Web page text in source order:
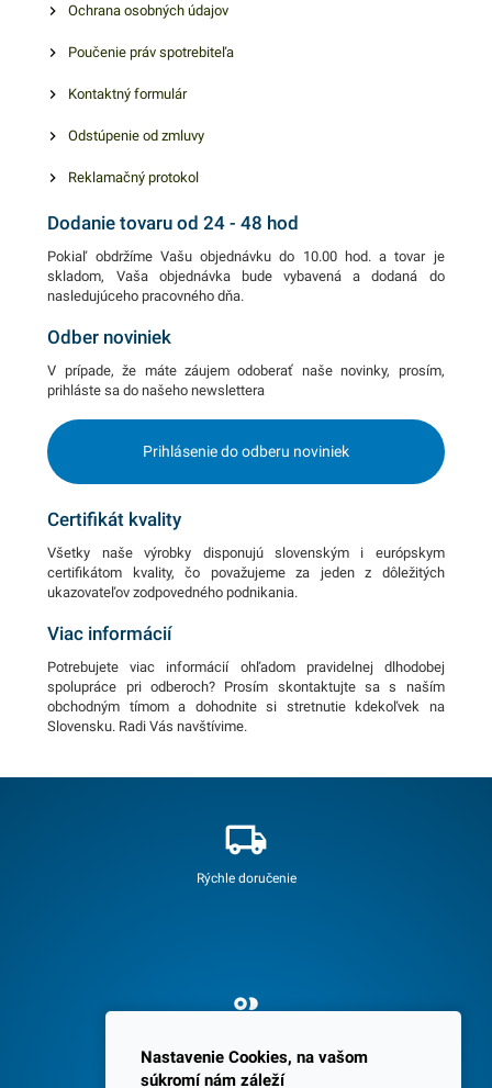
prípravku Savo s
ponuke nájdete ďalšie
podobné produkty, ktoré vás
Ochrana osobných údajov
Poučenie práv spotrebiteľa
Kontaktný formulár
Odstúpenie od zmluvy
Reklamačný protokol
Dodanie tovaru od 24 - 48 hod
Pokiaľ obdržíme Vašu objednávku do 10.00 hod. a tovar je
skladom, Vaša objednávka bude vybavená a dodaná do
nasledujúceho pracovného dňa.
Odber noviniek
V prípade, že máte záujem odoberať naše novinky, prosím,
prihláste sa do našeho newslettera
Prihlásenie do odberu noviniek
Certifikát kvality
Všetky naše výrobky disponujú slovenským i európskym
certifikátom kvality, čo považujeme za jeden z dôležitých
ukazovateľov zodpovedného podnikania.
Viac informácií
Potrebujete viac informácií ohľadom pravidelnej dlhodobej
spolupráce pri odberoch? Prosím skontaktujte sa s naším
obchodným tímom a dohodnite si stretnutie kdekoľvek na
Slovensku. Radi Vás navštívime.
Rýchle doručenie
Spokojných 3600 zákazníkov
Nastavenie Cookies, na vašom
súkromí nám záleží